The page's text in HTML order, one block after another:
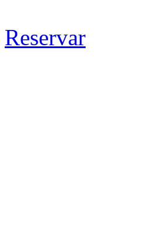
Reservar